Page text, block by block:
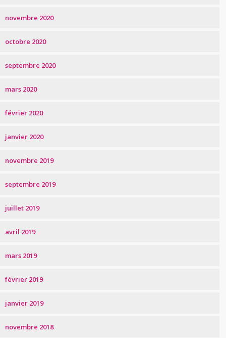
novembre 2020
octobre 2020
septembre 2020
mars 2020
février 2020
janvier 2020
novembre 2019
septembre 2019
juillet 2019
avril 2019
mars 2019
février 2019
janvier 2019
novembre 2018